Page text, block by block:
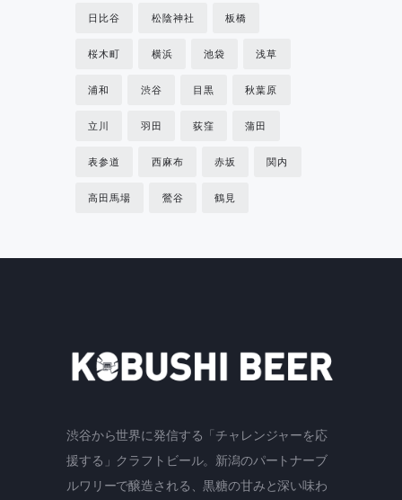
日比谷 松陰神社 板橋
桜木町 横浜 池袋 浅草
浦和 渋谷 目黒 秋葉原
立川 羽田 荻窪 蒲田
表参道 西麻布 赤坂 関内
高田馬場 鶯谷 鶴見
渋谷から世界に発信する「チャレンジャーを応
援する」クラフトビール。新潟のパートナーブ
ルワリーで醸造される、黒糖の甘みと深い味わ